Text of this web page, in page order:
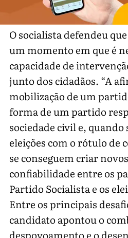
O socialista defendeu
um momento em que é
capacidade de
junto dos cidadãos. “A
mobilização de um
forma de um partido
sociedade civil e, quando
eleições com o rótulo de
se conseguem criar
confiabilidade entre os
Partido Socialista e os
Entre os principais
candidato apontou o
despovoamento e o